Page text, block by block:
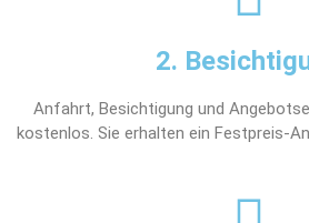
2.
Anfahrt, Besichtigung und
kostenlos. Sie erhalten ein Festpreis-